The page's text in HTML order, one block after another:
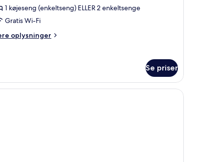
1 køjeseng (enkeltseng) ELLER 2 enkeltsenge
Gratis Wi-Fi
oplysninger
Se priser